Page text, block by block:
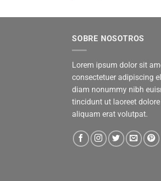
SOBRE NOSOTROS
Lorem ipsum dolor sit
consectetuer adipiscing
diam nonummy nibh
tincidunt ut laoreet
aliquam erat volutpat.